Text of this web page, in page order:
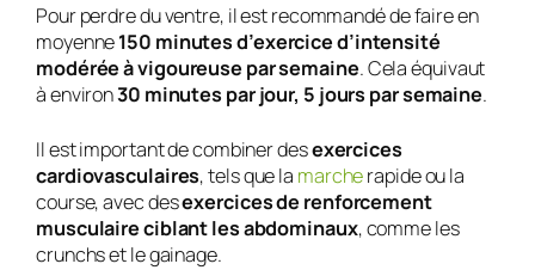
Pour perdre du ventre, il est recommandé de faire en
moyenne150 minutes d’exercice d’intensité
modérée à vigoureuse par semaine. Cela équivaut
à environ30 minutes par jour, 5 jours par semaine.
Il est important de combiner desexercices
cardiovasculaires, tels que la marcherapide ou la
course, avec desexercices de renforcement
musculaire ciblant les abdominaux, comme les
crunchs et le gainage.